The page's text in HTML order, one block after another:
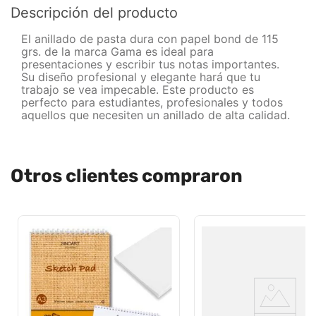
Descripción del producto
El anillado de pasta dura con papel bond de 115
grs. de la marca Gama es ideal para
presentaciones y escribir tus notas importantes.
Su diseño profesional y elegante hará que tu
trabajo se vea impecable. Este producto es
perfecto para estudiantes, profesionales y todos
aquellos que necesiten un anillado de alta calidad.
Otros clientes compraron